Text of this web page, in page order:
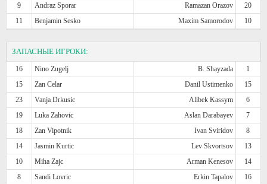
9
Andraz Sporar Ramazan Orazov
20
11
Benjamin Sesko Maxim Samorodov 10
ЗАПАСНЫЕ ИГРОКИ:
16 Nino Zugelj B. Shayzada
1
15
Zan Celar Danil Ustimenko
15
23
Vanja Drkusic Alibek Kassym
6
19
Luka Zahovic Aslan Darabayev
7
18
Zan Vipotnik Ivan Sviridov
8
14
Jasmin Kurtic Lev Skvortsov
13
10
Miha Zajc Arman Kenesov
14
8
Sandi Lovric Erkin Tapalov
16